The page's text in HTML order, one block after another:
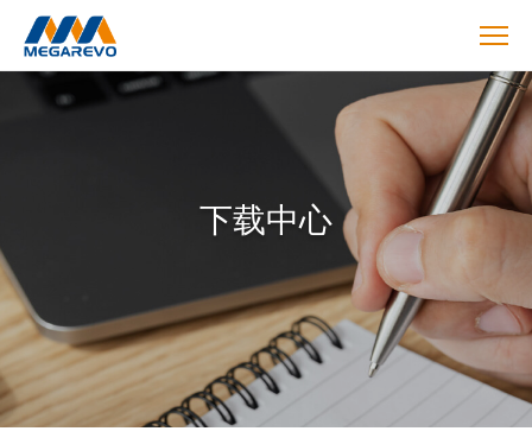
下载中心